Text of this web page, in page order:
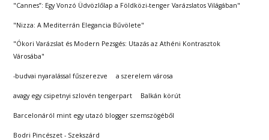
"Cannes”: Egy Vonzó Üdvözlőlap a Földközi-tenger Varázslatos Világában"
"Nizza: A Mediterrán Elegancia Bűvölete"
"Ókori Varázslat és Modern Pezsgés: Utazás az Athéni Kontrasztok
Városába"
-budvai nyaralással fűszerezve a szerelem városa
avagy egy csipetnyi szlovén tengerpart Balkán körút
Barcelonáról mint egy utazó blogger szemszögéből
Bodri Pincészet - Szekszárd